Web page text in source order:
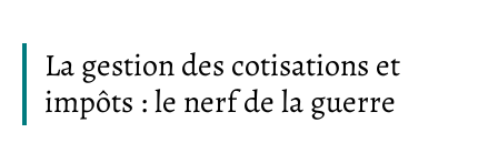
La gestion des cotisations et
impôts : le nerf de la guerre